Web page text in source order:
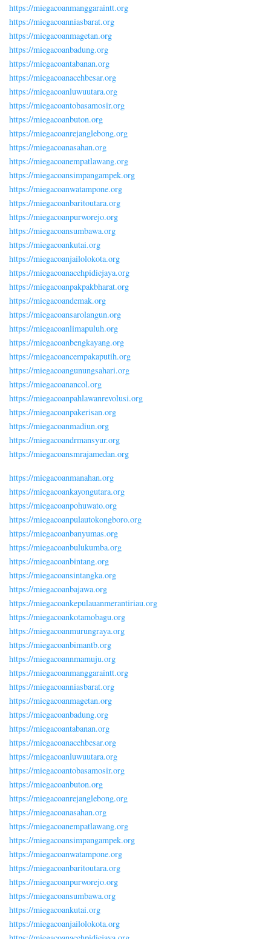
https://miegacoanmanggaraintt.org
https://miegacoanniasbarat.org
https://miegacoanmagetan.org
https://miegacoanbadung.org
https://miegacoantabanan.org
https://miegacoanacehbesar.org
https://miegacoanluwuutara.org
https://miegacoantobasamosir.org
https://miegacoanbuton.org
https://miegacoanrejanglebong.org
https://miegacoanasahan.org
https://miegacoanempatlawang.org
https://miegacoansimpangampek.org
https://miegacoanwatampone.org
https://miegacoanbaritoutara.org
https://miegacoanpurworejo.org
https://miegacoansumbawa.org
https://miegacoankutai.org
https://miegacoanjailolokota.org
https://miegacoanacehpidiejaya.org
https://miegacoanpakpakbharat.org
https://miegacoandemak.org
https://miegacoansarolangun.org
https://miegacoanlimapuluh.org
https://miegacoanbengkayang.org
https://miegacoancempakaputih.org
https://miegacoangunungsahari.org
https://miegacoanancol.org
https://miegacoanpahlawanrevolusi.org
https://miegacoanpakerisan.org
https://miegacoanmadiun.org
https://miegacoandrmansyur.org
https://miegacoansmrajamedan.org
https://miegacoanmanahan.org
https://miegacoankayongutara.org
https://miegacoanpohuwato.org
https://miegacoanpulautokongboro.org
https://miegacoanbanyumas.org
https://miegacoanbulukumba.org
https://miegacoanbintang.org
https://miegacoansintangka.org
https://miegacoanbajawa.org
https://miegacoankepulauanmerantiriau.org
https://miegacoankotamobagu.org
https://miegacoanmurungraya.org
https://miegacoanbimantb.org
https://miegacoannmamuju.org
https://miegacoanmanggaraintt.org
https://miegacoanniasbarat.org
https://miegacoanmagetan.org
https://miegacoanbadung.org
https://miegacoantabanan.org
https://miegacoanacehbesar.org
https://miegacoanluwuutara.org
https://miegacoantobasamosir.org
https://miegacoanbuton.org
https://miegacoanrejanglebong.org
https://miegacoanasahan.org
https://miegacoanempatlawang.org
https://miegacoansimpangampek.org
https://miegacoanwatampone.org
https://miegacoanbaritoutara.org
https://miegacoanpurworejo.org
https://miegacoansumbawa.org
https://miegacoankutai.org
https://miegacoanjailolokota.org